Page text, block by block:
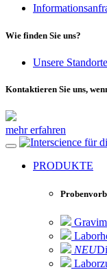
Wie finden Sie uns?
Unsere Standorte
Kontaktieren Sie uns,
mehr erfahren
für
PRODUKTE
NEU